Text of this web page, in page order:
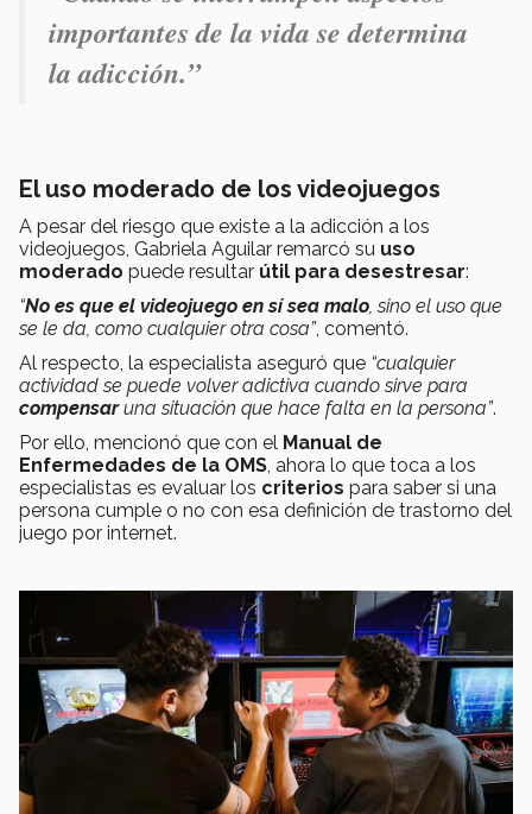
importantes de la vida se determina
la adicción.”
El uso moderado de los videojuegos
A pesar del riesgo que existe a la adicción a los
videojuegos, Gabriela Aguilar remarcó su uso
moderado puede resultar útil para desestresar:
“No es que el videojuego en sí sea malo, sino el uso que
se le da, como cualquier otra cosa”, comentó.
Al respecto, la especialista aseguró que “cualquier
actividad se puede volver adictiva cuando sirve para
compensaruna situación que hace falta en la persona”.
Por ello, mencionó que con el Manual de
Enfermedades de la OMS, ahora lo que toca a los
especialistas es evaluar los criterios para saber si una
persona cumple o no con esa definición de trastorno del
juego por internet.